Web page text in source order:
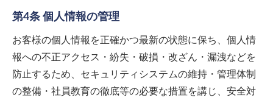
第4条 個人情報の管理
お客様の個人情報を正確かつ最新の状態に保ち、個人情
報への不正アクセス・紛失・破損・改ざん・漏洩などを
防止するため、セキュリティシステムの維持・管理体制
の整備・社員教育の徹底等の必要な措置を講じ、安全対